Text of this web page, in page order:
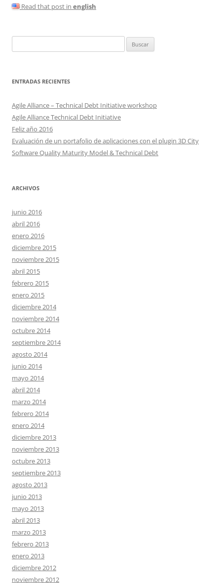
Read that post in english
ENTRADAS RECIENTES
Agile Alliance – Technical Debt Initiative workshop
Agile Alliance Technical Debt Initiative
Feliz año 2016
Evaluación de un portafolio de aplicaciones con el plugin 3D City
Software Quality Maturity Model & Technical Debt
ARCHIVOS
junio 2016
abril 2016
enero 2016
diciembre 2015
noviembre 2015
abril 2015
febrero 2015
enero 2015
diciembre 2014
noviembre 2014
octubre 2014
septiembre 2014
agosto 2014
junio 2014
mayo 2014
abril 2014
marzo 2014
febrero 2014
enero 2014
diciembre 2013
noviembre 2013
octubre 2013
septiembre 2013
agosto 2013
junio 2013
mayo 2013
abril 2013
marzo 2013
febrero 2013
enero 2013
diciembre 2012
noviembre 2012